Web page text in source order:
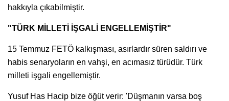
hakkıyla çıkabilmiştir.
"TÜRK MİLLETİ İŞGALİ ENGELLEMİŞTİR"
15 Temmuz FETÖ kalkışması, asırlardır süren saldırı ve
habis senaryoların en vahşi, en acımasız türüdür. Türk
milleti işgali engellemiştir.
Yusuf Has Hacip bize öğüt verir: 'Düşmanın varsa boş